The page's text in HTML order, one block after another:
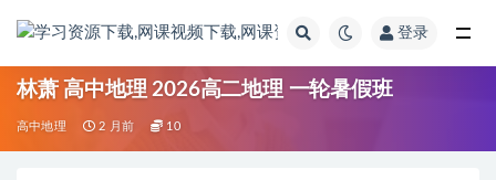
登录
林萧 高中地理 2026高二地理 一轮暑假班
高中地理 2 月前 10